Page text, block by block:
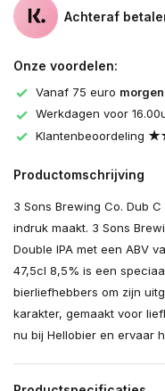
Achteraf
Onze voordelen:
Vanaf 75 euro
Werkdagen voor
Klantenbeoordeling
Productomschrijving
3 Sons Brewing Co. Dub
indruk maakt. 3 Sons
Double IPA met een ABV
47,5cl 8,5% is een
bierliefhebbers om zijn
karakter, gemaakt voor
nu bij Hellobier en ervaar